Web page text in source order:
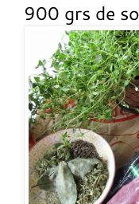
900 grs de